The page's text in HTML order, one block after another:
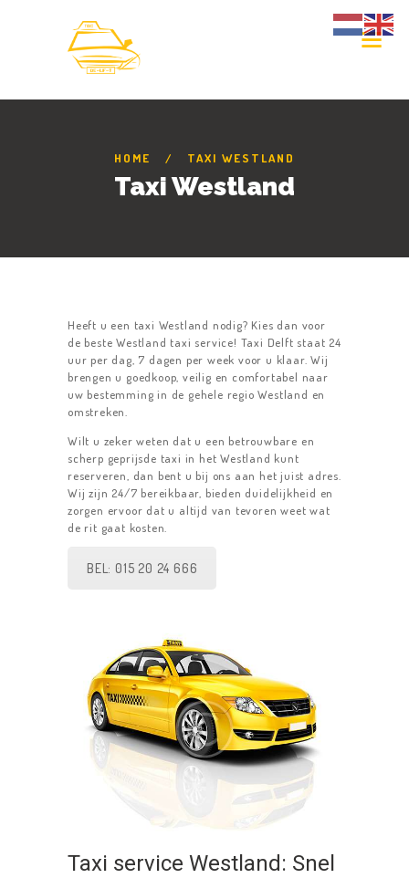
HOME TAXI WESTLAND
Taxi Westland
Heeft u een taxi Westland nodig? Kies dan voor
de beste Westland taxi service! Taxi Delft staat 24
uur per dag, 7 dagen per week voor u klaar. Wij
brengen u goedkoop, veilig en comfortabel naar
uw bestemming in de gehele regio Westland en
omstreken.
Wilt u zeker weten dat u een betrouwbare en
scherp geprijsde taxi in het Westland kunt
reserveren, dan bent u bij ons aan het juist adres.
Wij zijn 24/7 bereikbaar, bieden duidelijkheid en
zorgen ervoor dat u altijd van tevoren weet wat
de rit gaat kosten.
BEL: 015 20 24 666
Taxi service Westland: Snel